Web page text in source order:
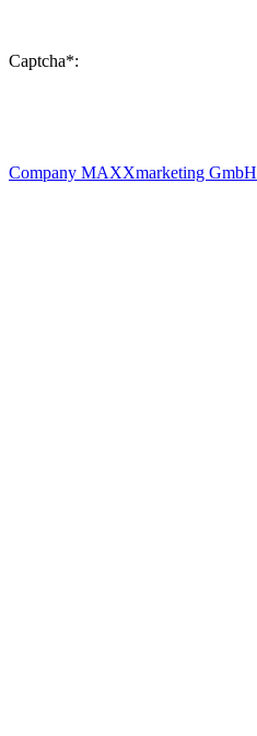
Captcha*:
Company MAXXmarketing GmbH